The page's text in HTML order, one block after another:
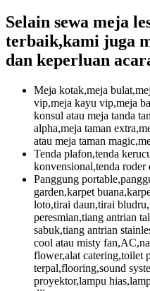
Selain sewa meja
terbaik,kami juga
dan keperluan
Meja kotak,meja
vip,meja kayu vip,meja
konsul atau meja tanda
alpha,meja taman
atau meja taman
Tenda plafon,tenda
konvensional,tenda roder
Panggung
garden,karpet
loto,tirai daun,tirai
peresmian,tiang antrian
sabuk,tiang antrian
cool atau misty
flower,alat catering,toilet
terpal,flooring,sound
proyektor,lampu